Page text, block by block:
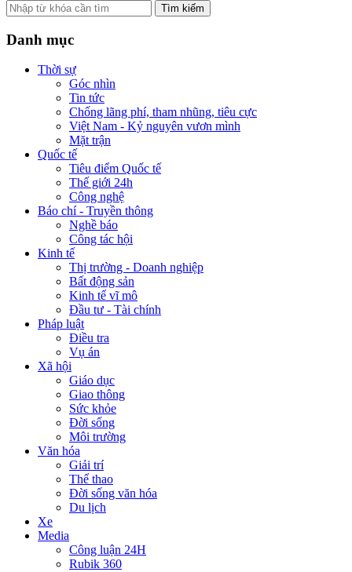
Tìm kiếm
Danh mục
Thời sự
Góc nhìn
Tin tức
Chống lãng phí, tham nhũng, tiêu cực
Việt Nam - Kỷ nguyên vươn mình
Mặt trận
Quốc tế
Tiêu điểm Quốc tế
Thế giới 24h
Công nghệ
Báo chí - Truyền thông
Nghề báo
Công tác hội
Kinh tế
Thị trường - Doanh nghiệp
Bất động sản
Kinh tế vĩ mô
Đầu tư - Tài chính
Pháp luật
Điều tra
Vụ án
Xã hội
Giáo dục
Giao thông
Sức khỏe
Đời sống
Môi trường
Văn hóa
Giải trí
Thể thao
Đời sống văn hóa
Du lịch
Xe
Media
Công luận 24H
Rubik 360